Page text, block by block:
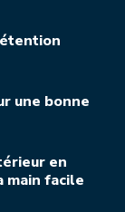
une bonne
en
main facile